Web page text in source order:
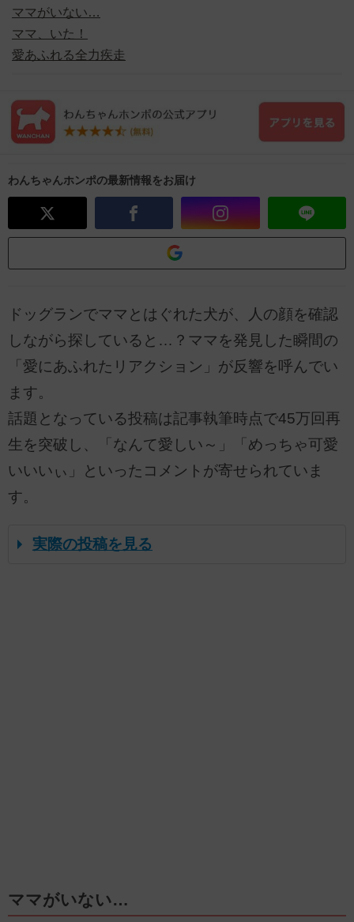
ママがいない…
ママ、いた！
愛あふれる全力疾走
わんちゃんホンポの最新情報をお届け
ドッグランでママとはぐれた犬が、人の顔を確認
しながら探していると…？ママを発見した瞬間の
「愛にあふれたリアクション」が反響を呼んでい
ます。
話題となっている投稿は記事執筆時点で45万回再
生を突破し、「なんて愛しい～」「めっちゃ可愛
いいいぃ」といったコメントが寄せられていま
す。
実際の投稿を見る
ママがいない…